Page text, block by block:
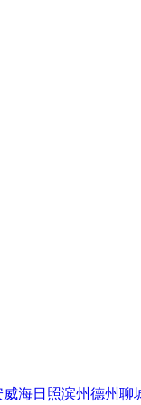
威海日照滨州德州聊